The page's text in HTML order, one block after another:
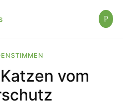
vom